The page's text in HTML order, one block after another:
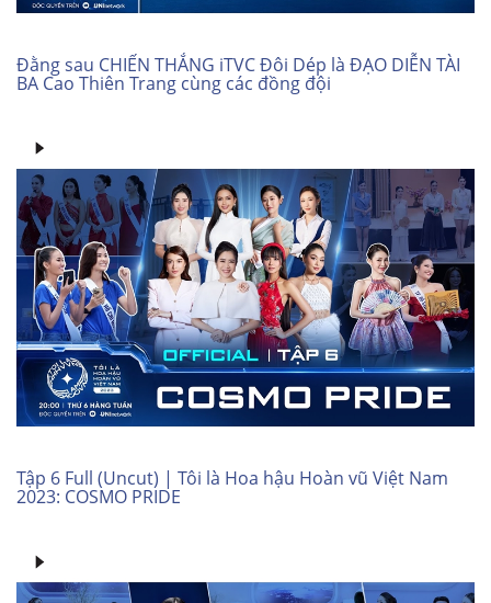
Đằng sau CHIẾN THẮNG iTVC Đôi Dép là ĐẠO DIỄN TÀI
BA Cao Thiên Trang cùng các đồng đội
Tập 6 Full (Uncut) | Tôi là Hoa hậu Hoàn vũ Việt Nam
2023: COSMO PRIDE